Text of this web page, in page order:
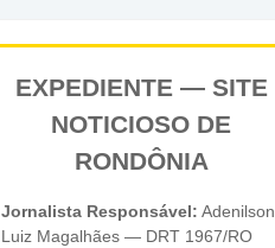
EXPEDIENTE — SITE
NOTICIOSO DE
RONDÔNIA
Jornalista Responsável: Adenilson
Luiz Magalhães — DRT 1967/RO